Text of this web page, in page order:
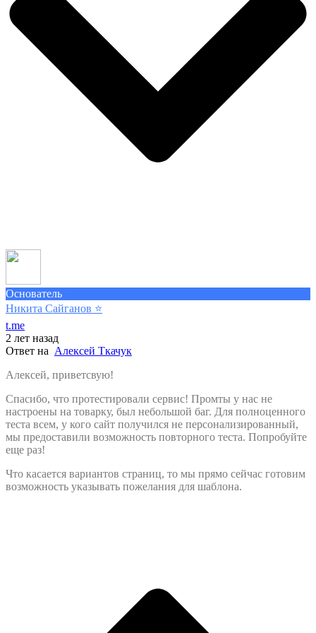
Основатель
Никита Сайганов ⭐️
t.me
2 лет назад
Ответ на Алексей Ткачук
Алексей, приветсвую!
Спасибо, что протестировали сервис! Промты у нас не
настроены на товарку, был небольшой баг. Для полноценного
теста всем, у кого сайт получился не персонализированный,
мы предоставили возможность повторного теста. Попробуйте
еще раз!
Что касается вариантов страниц, то мы прямо сейчас готовим
возможность указывать пожелания для шаблона.